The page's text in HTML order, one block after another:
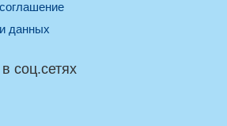
данных
соц.сетях